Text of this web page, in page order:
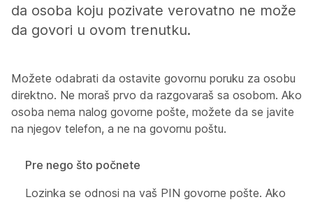
da osoba koju pozivate verovatno ne može
da govori u ovom trenutku.
Možete odabrati da ostavite govornu poruku za osobu
direktno. Ne moraš prvo da razgovaraš sa osobom. Ako
osoba nema nalog govorne pošte, možete da se javite
na njegov telefon, a ne na govornu poštu.
Pre nego što počnete
Lozinka se odnosi na vaš PIN govorne pošte. Ako